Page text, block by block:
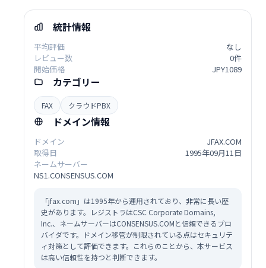
統計情報
平均評価
なし
レビュー数
0件
開始価格
JPY1089
カテゴリー
FAX クラウドPBX
ドメイン情報
ドメイン
JFAX.COM
取得日
1995年09月11日
ネームサーバー
NS1.CONSENSUS.COM
「jfax.com」は1995年から運用されており、非常に長い歴
史があります。レジストラはCSC Corporate Domains,
Inc.、ネームサーバーはCONSENSUS.COMと信頼できるプロ
バイダです。ドメイン移管が制限されている点はセキュリテ
ィ対策として評価できます。これらのことから、本サービス
は高い信頼性を持つと判断できます。